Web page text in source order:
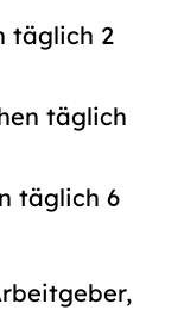
täglich 2
täglich
täglich 6